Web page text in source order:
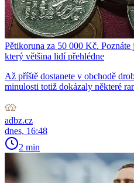
Pětikoruna za 50 000 Kč.
který většina lidí přehlédne
Až příště dostanete v obchodě
minulosti totiž dokázaly některé
adbz.cz
dnes, 16:48
2 min